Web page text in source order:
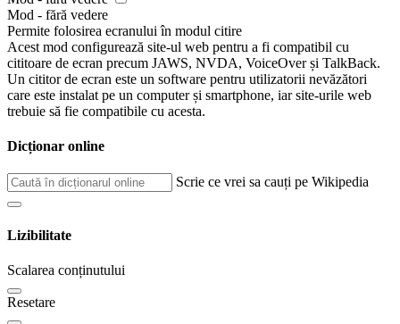
Mod - fără vedere
Permite folosirea ecranului în modul citire
Acest mod configurează site-ul web pentru a fi compatibil cu
cititoare de ecran precum JAWS, NVDA, VoiceOver și TalkBack.
Un cititor de ecran este un software pentru utilizatorii nevăzători
care este instalat pe un computer și smartphone, iar site-urile web
trebuie să fie compatibile cu acesta.
Dicționar online
Scrie ce vrei sa cauți pe Wikipedia
Lizibilitate
Scalarea conținutului
Resetare